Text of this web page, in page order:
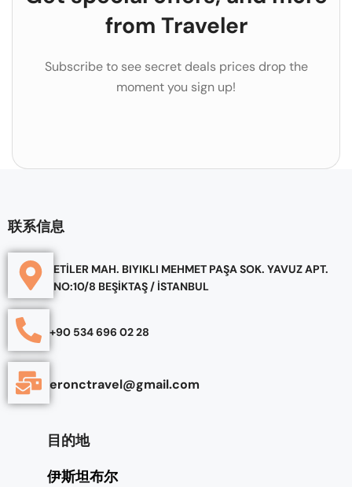
from Traveler
Subscribe to see secret deals prices drop the
moment you sign up!
联系信息
ETİLER MAH. BIYIKLI MEHMET PAŞA SOK. YAVUZ APT.
NO:10/8 BEŞİKTAŞ / İSTANBUL
+90 534 696 02 28
eronctravel@gmail.com
目的地
伊斯坦布尔